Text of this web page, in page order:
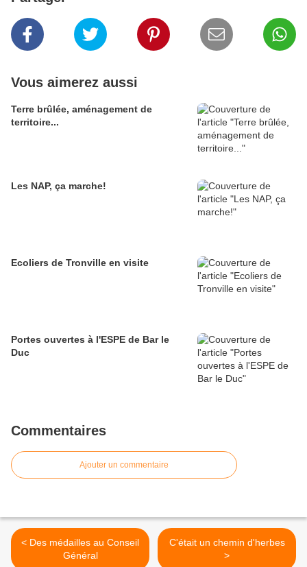
Vous aimerez aussi
Terre brûlée, aménagement de
territoire...
Les NAP, ça marche!
Ecoliers de Tronville en visite
Portes ouvertes à l'ESPE de Bar le
Duc
Commentaires
Ajouter un commentaire
< Des médailles au Conseil
Général
C'était un chemin d'herbes
>